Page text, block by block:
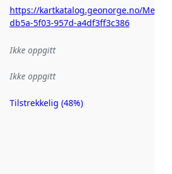
https://kartkatalog.geonorge.no/
db5a-5f03-957d-a4df3ff3c386
Ikke oppgitt
Ikke oppgitt
Metadatakvalitet
Tilstrekkelig (48%)